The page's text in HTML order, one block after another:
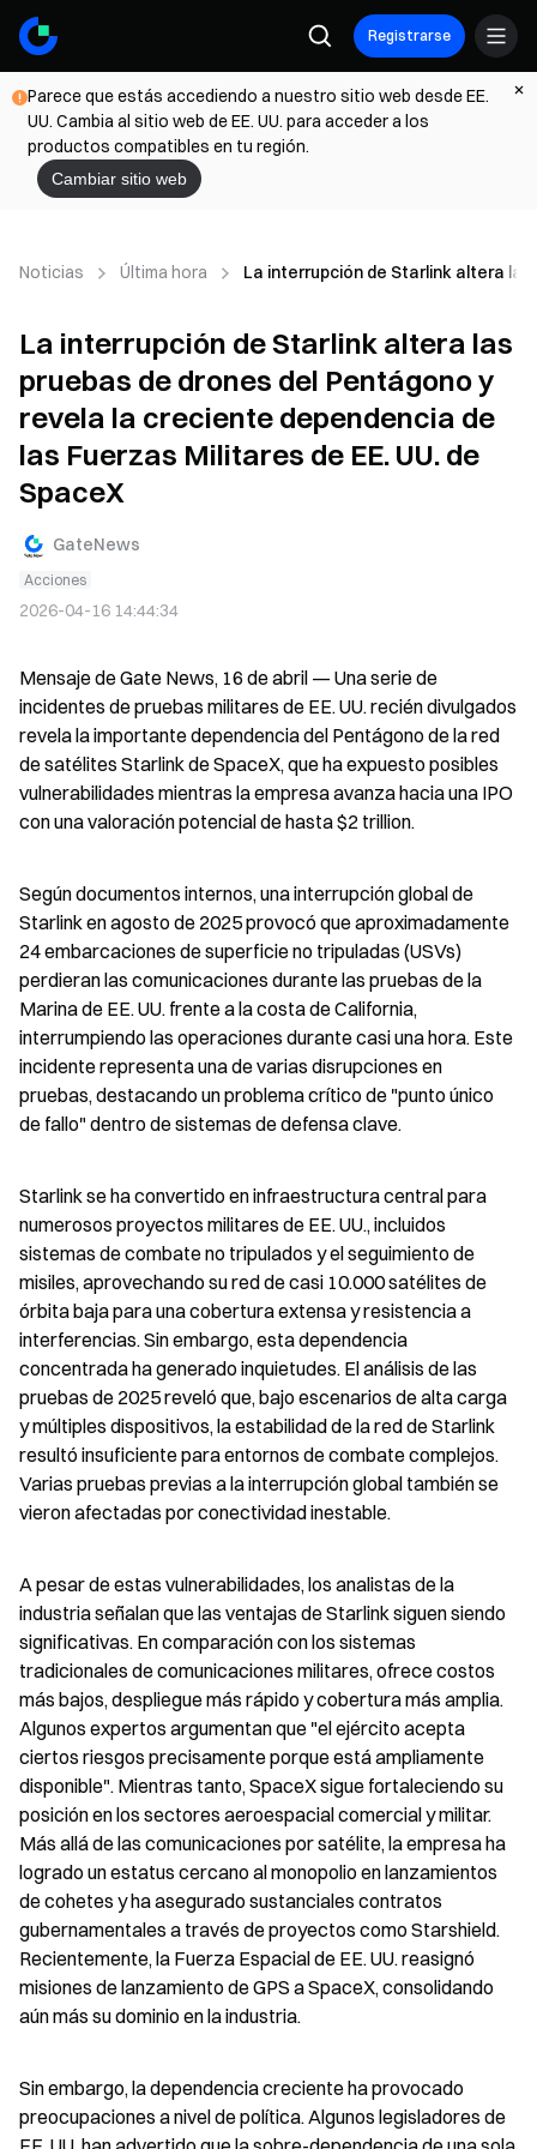
Registrarse
Parece que estás accediendo a nuestro sitio web desde EE.
UU. Cambia al sitio web de EE. UU. para acceder a los
productos compatibles en tu región.
Cambiar sitio web
Noticias Última hora La interrupción de Starlink altera
La interrupción de Starlink altera las
pruebas de drones del Pentágono y
revela la creciente dependencia de
las Fuerzas Militares de EE. UU. de
SpaceX
GateNews
Acciones
2026-04-16 14:44:34
Mensaje de Gate News, 16 de abril — Una serie de
incidentes de pruebas militares de EE. UU. recién divulgados
revela la importante dependencia del Pentágono de la red
de satélites Starlink de SpaceX, que ha expuesto posibles
vulnerabilidades mientras la empresa avanza hacia una IPO
con una valoración potencial de hasta $2 trillion.
Según documentos internos, una interrupción global de
Starlink en agosto de 2025 provocó que aproximadamente
24 embarcaciones de superficie no tripuladas (USVs)
perdieran las comunicaciones durante las pruebas de la
Marina de EE. UU. frente a la costa de California,
interrumpiendo las operaciones durante casi una hora. Este
incidente representa una de varias disrupciones en
pruebas, destacando un problema crítico de "punto único
de fallo" dentro de sistemas de defensa clave.
Starlink se ha convertido en infraestructura central para
numerosos proyectos militares de EE. UU., incluidos
sistemas de combate no tripulados y el seguimiento de
misiles, aprovechando su red de casi 10.000 satélites de
órbita baja para una cobertura extensa y resistencia a
interferencias. Sin embargo, esta dependencia
concentrada ha generado inquietudes. El análisis de las
pruebas de 2025 reveló que, bajo escenarios de alta carga
y múltiples dispositivos, la estabilidad de la red de Starlink
resultó insuficiente para entornos de combate complejos.
Varias pruebas previas a la interrupción global también se
vieron afectadas por conectividad inestable.
A pesar de estas vulnerabilidades, los analistas de la
industria señalan que las ventajas de Starlink siguen siendo
significativas. En comparación con los sistemas
tradicionales de comunicaciones militares, ofrece costos
más bajos, despliegue más rápido y cobertura más amplia.
Algunos expertos argumentan que "el ejército acepta
ciertos riesgos precisamente porque está ampliamente
disponible". Mientras tanto, SpaceX sigue fortaleciendo su
posición en los sectores aeroespacial comercial y militar.
Más allá de las comunicaciones por satélite, la empresa ha
logrado un estatus cercano al monopolio en lanzamientos
de cohetes y ha asegurado sustanciales contratos
gubernamentales a través de proyectos como Starshield.
Recientemente, la Fuerza Espacial de EE. UU. reasignó
misiones de lanzamiento de GPS a SpaceX, consolidando
aún más su dominio en la industria.
Sin embargo, la dependencia creciente ha provocado
preocupaciones a nivel de política. Algunos legisladores de